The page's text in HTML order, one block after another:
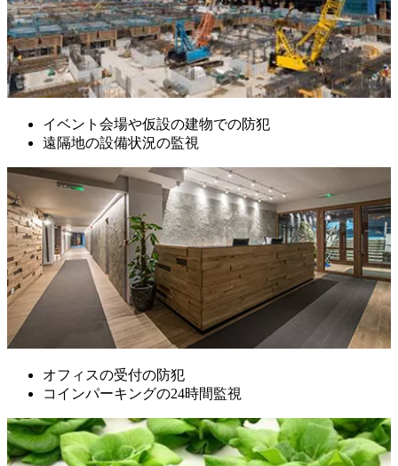
イベント会場や仮設の建物での防犯
遠隔地の設備状況の監視
オフィスの受付の防犯
コインパーキングの24時間監視